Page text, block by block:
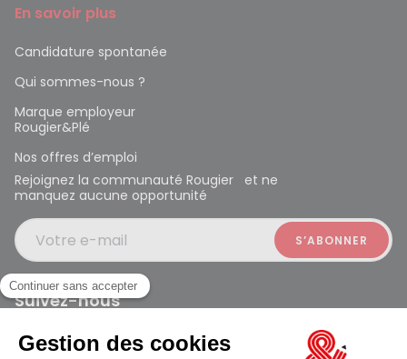
En savoir plus
Candidature spontanée
Qui sommes-nous ?
Marque employeur
Rougier&Plé
Nos offres d’emploi
Rejoignez la communauté Rougier et ne
manquez aucune opportunité
Votre e-mail
Suivez-nous